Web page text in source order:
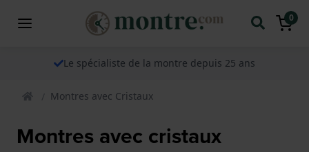
0
Le spécialiste de la montre depuis 25 ans
Montres avec Cristaux
Montres avec cristaux